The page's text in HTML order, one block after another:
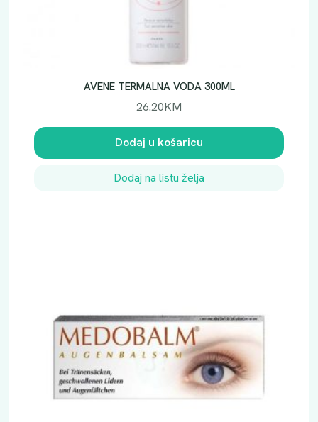
AVENE TERMALNA VODA 300ML
26.20KM
Dodaj u košaricu
Dodaj na listu želja